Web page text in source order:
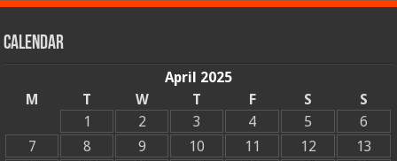
Calendar
April 2025
M
T W T F S
S
1
2 3 4 5
6
7
8 9 10 11 12
13